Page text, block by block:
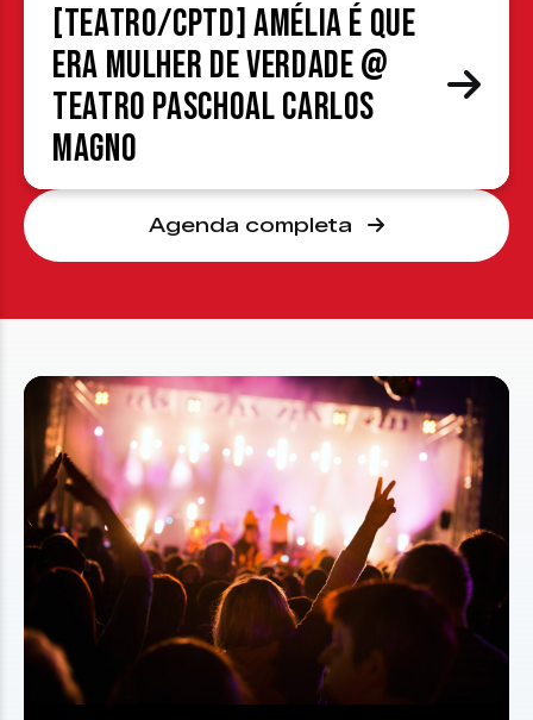
[TEATRO/CPTD] Amélia é que
era mulher de verdade @
Teatro Paschoal Carlos
Magno
Agenda completa